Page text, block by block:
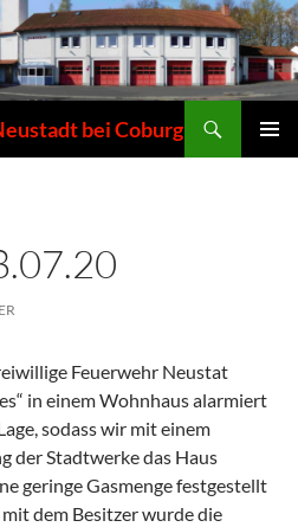
bei Coburg
Feuerwehr Neustat
in einem Wohnhaus alarmiert
sodass wir mit einem
der Stadtwerke das Haus
geringe Gasmenge festgestellt
dem Besitzer wurde die